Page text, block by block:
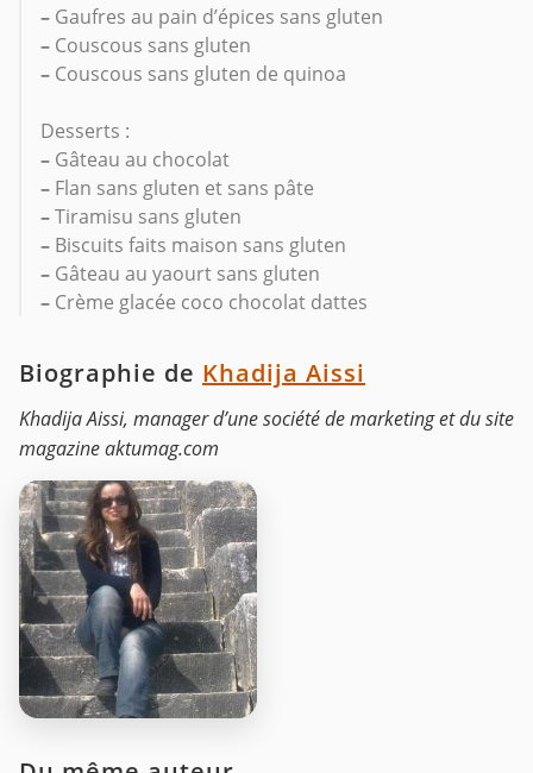
– Gaufres au pain d’épices sans gluten
– Couscous sans gluten
– Couscous sans gluten de quinoa
Desserts :
– Gâteau au chocolat
– Flan sans gluten et sans pâte
–Tiramisu sans gluten
– Biscuits faits maison sans gluten
– Gâteau au yaourt sans gluten
– Crème glacée coco chocolat dattes
Biographie de Khadija Aissi
Khadija Aissi, manager d’une société de marketing et du site
magazine aktumag.com